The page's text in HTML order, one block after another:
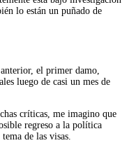
lo están un puñado de
el primer damo,
luego de casi un mes de
críticas, me imagino que
regreso a la política
de las visas.